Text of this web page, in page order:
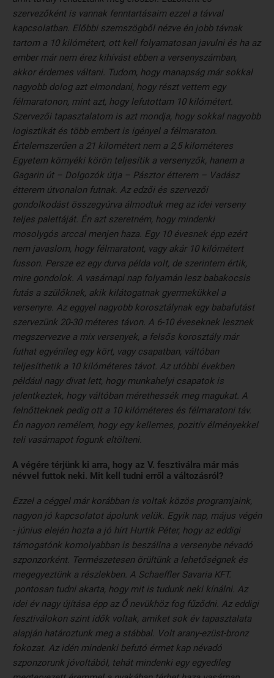
szervezőként is vannak fenntartásaim ezzel a távval
kapcsolatban. Előbbi szemszögből nézve én jobb távnak
tartom a 10 kilómétert, ott kell folyamatosan javulni és ha az
ember már nem érez kihívást ebben a versenyszámban,
akkor érdemes váltani. Tudom, hogy manapság már sokkal
nagyobb dolog azt elmondani, hogy részt vettem egy
félmaratonon, mint azt, hogy lefutottam 10 kilómétert.
Szervezői tapasztalatom is azt mondja, hogy sokkal nagyobb
logisztikát és több embert is igényel a félmaraton.
Értelemszerűen a 21 kilométert nem a 2,5 kilométeres
Egyetem környéki körön teljesítik a versenyzők, hanem a
Gagarin út – Dolgozók útja – Pásztor étterem – Vadász
étterem útvonalon futnak. Az edzői és szervezői
gondolkodást összegyúrva álmodtuk meg az idei verseny
teljes palettáját. Én azt szeretném, hogy mindenki
mosolygós arccal menjen haza. Egy 10 évesnek épp ezért
nem javaslom, hogy félmaratont, vagy akár 10 kilómétert
fusson. Persze ez egy durva példa volt, de szerintem értik,
mire gondolok. A vasárnapi nap folyamán lesz babakocsis
futás a szülőknek, akik kilátogatnak gyermekükkel a
versenyre. Az eggyel nagyobb korosztálynak egy babafutást
szervezünk 20-30 méteres távon. A 6-10 éveseknek lesznek
megszervezve a mix versenyek, a felsős korosztály már
futhat egyénileg egy kört, vagy csapatban, váltóban
teljesíthetik a 10 kilóméteres távot. Az utóbbi években
például nagy divat lett, hogy munkahelyi csapatok is
jelentkeztek, hogy váltóban mérethessék meg magukat. A
felnőtteknek pedig ott a 10 kilóméteres és félmaratoni táv.
Én nagyon remélem, hogy egy kellemes, pozitív élményekkel
teli vasárnapot fogunk eltölteni.
A végére térjünk ki arra, hogy az V. fesztiválra már más
névvel futtok neki. Mit kell tudni erről a változásról?
Ezzel a céggel már korábban is voltak közös programjaink,
nagyon jó kapcsolatot ápolunk velük. Egyik nap, május végén
- június elején hozta a jó hírt Hurtik Péter, hogy az eddigi
támogatónk komolyabban is beszállna a versenybe névadó
szponzorként. Természetesen örültünk a lehetőségnek és
megegyeztünk a részlekben. A Schaeffler Savaria KFT.
pontosan tudni akarta, hogy mit is tudunk neki kínálni. Az
idei év nagy újítása épp az Ő nevükhöz fog fűződni. Az eddigi
fesztiválokon szint idők voltak, amiket sok év tapasztalata
alapján határoztunk meg a stábbal. Volt arany-ezüst-bronz
fokozat. Az idén mindenki befutó érmet kap névadó
szponzorunk jóvoltából, tehát mindenki egy egyedileg